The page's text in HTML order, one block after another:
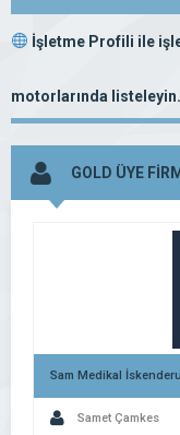
İşletme Profili ile
motorlarında
GOLD ÜYE
Sam Medikal
Samet Çamkes